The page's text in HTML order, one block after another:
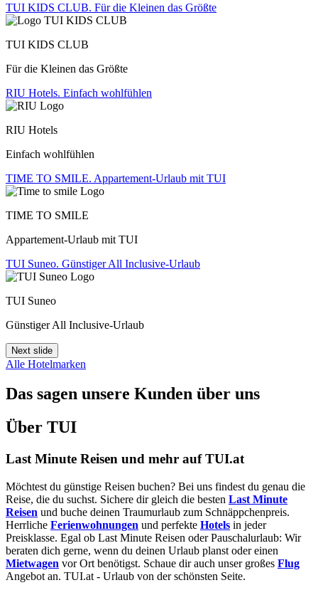
TUI KIDS CLUB. Für die Kleinen das Größte
TUI KIDS CLUB
Für die Kleinen das Größte
RIU Hotels. Einfach wohlfühlen
RIU Hotels
Einfach wohlfühlen
TIME TO SMILE. Appartement-Urlaub mit TUI
TIME TO SMILE
Appartement-Urlaub mit TUI
TUI Suneo. Günstiger All Inclusive-Urlaub
TUI Suneo
Günstiger All Inclusive-Urlaub
Next slide
Alle Hotelmarken
Das sagen unsere Kunden über uns
Über TUI
Last Minute Reisen und mehr auf TUI.at
Möchtest du günstige Reisen buchen? Bei uns findest du genau die
Reise, die du suchst. Sichere dir gleich die besten Last Minute
Reisen und buche deinen Traumurlaub zum Schnäppchenpreis.
Herrliche Ferienwohnungen und perfekte Hotels in jeder
Preisklasse. Egal ob Last Minute Reisen oder Pauschalurlaub: Wir
beraten dich gerne, wenn du deinen Urlaub planst oder einen
Mietwagen vor Ort benötigst. Schaue dir auch unser großes Flug
Angebot an. TUI.at - Urlaub von der schönsten Seite.